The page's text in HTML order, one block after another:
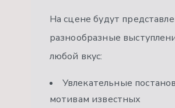
На сцене будут
разнообразные
любой вкус:
Увлекательные
мотивам известных